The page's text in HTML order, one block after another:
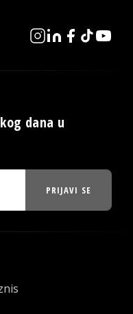
dana u
PRIJAVI SE